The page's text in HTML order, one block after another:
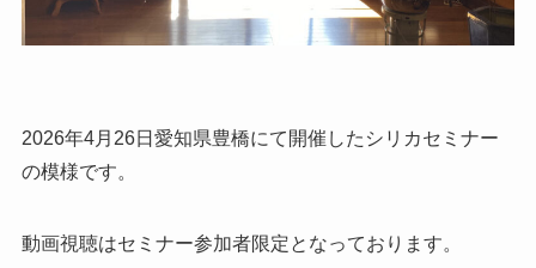
2026年4月26日愛知県豊橋にて開催したシリカセミナー
の模様です。
動画視聴はセミナー参加者限定となっております。